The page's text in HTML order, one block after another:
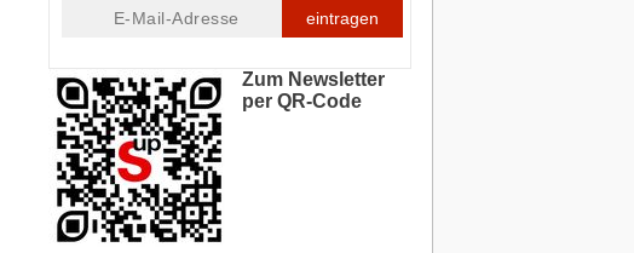
eintragen
Zum Newsletter
per QR-Code